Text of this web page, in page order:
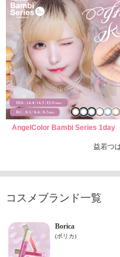
AngelColor Bambi Series 1day
益若つ
コスメブランド一覧